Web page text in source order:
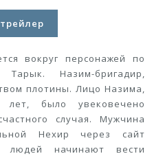
вокруг персонажей по
Назим-бригадир,
плотины. Лицо Назима,
лет, было увековечено
случая. Мужчина
Нехир через сайт
людей начинают вести